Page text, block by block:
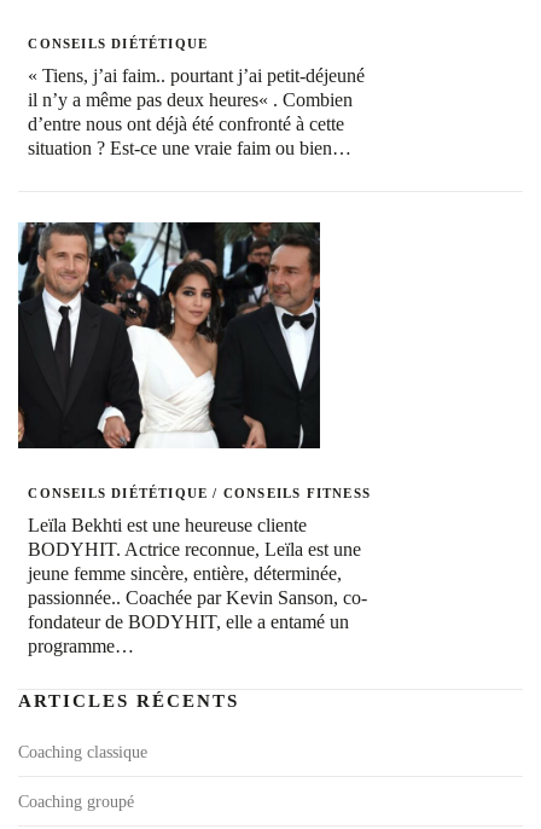
CONSEILS DIÉTÉTIQUE
« Tiens, j’ai faim.. pourtant j’ai petit-déjeuné
il n’y a même pas deux heures« . Combien
d’entre nous ont déjà été confronté à cette
situation ? Est-ce une vraie faim ou bien…
CONSEILS DIÉTÉTIQUE / CONSEILS FITNESS
Leïla Bekhti est une heureuse cliente
BODYHIT. Actrice reconnue, Leïla est une
jeune femme sincère, entière, déterminée,
passionnée.. Coachée par Kevin Sanson, co-
fondateur de BODYHIT, elle a entamé un
programme…
ARTICLES RÉCENTS
Coaching classique
Coaching groupé